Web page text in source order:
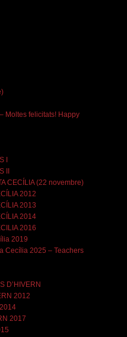
Moltes felicitats! Happy
I
II
CECÍLIA (22 novembre)
2012
2013
2014
2016
2019
Cecília 2025 – Teachers
D’HIVERN
2012
2017